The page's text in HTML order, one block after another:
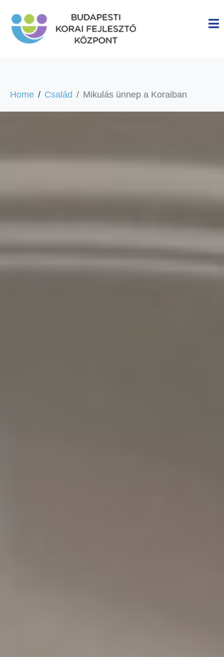
Home Család Mikulás ünnep a Koraiban